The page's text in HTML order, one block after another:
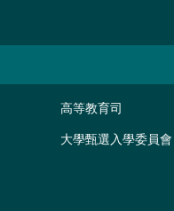
高等教育司
大學甄選入學委員會